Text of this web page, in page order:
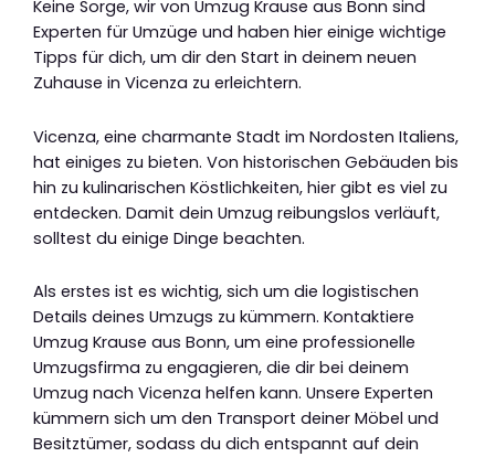
Keine Sorge, wir von Umzug Krause aus Bonn sind
Experten für Umzüge und haben hier einige wichtige
Tipps für dich, um dir den Start in deinem neuen
Zuhause in Vicenza zu erleichtern.
Vicenza, eine charmante Stadt im Nordosten Italiens,
hat einiges zu bieten. Von historischen Gebäuden bis
hin zu kulinarischen Köstlichkeiten, hier gibt es viel zu
entdecken. Damit dein Umzug reibungslos verläuft,
solltest du einige Dinge beachten.
Als erstes ist es wichtig, sich um die logistischen
Details deines Umzugs zu kümmern. Kontaktiere
Umzug Krause aus Bonn, um eine professionelle
Umzugsfirma zu engagieren, die dir bei deinem
Umzug nach Vicenza helfen kann. Unsere Experten
kümmern sich um den Transport deiner Möbel und
Besitztümer, sodass du dich entspannt auf dein